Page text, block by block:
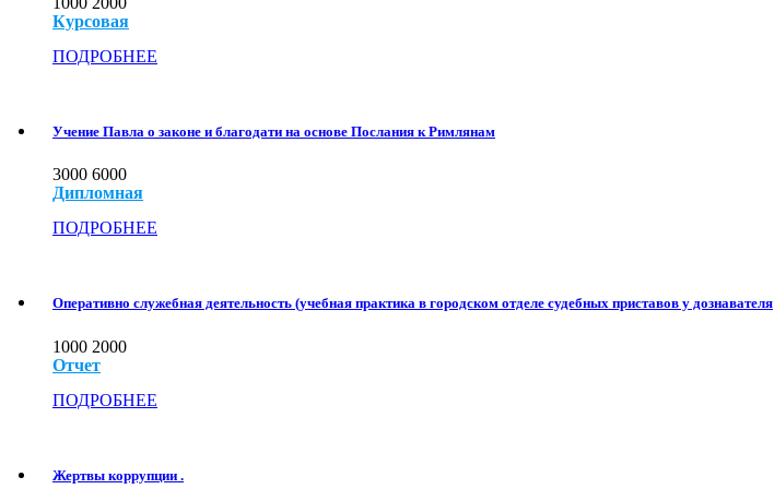
Курсовая
ПОДРОБНЕЕ
Учение Павла о законе и благодати на основе Послания к Римлянам
3000 6000
Дипломная
ПОДРОБНЕЕ
Оперативно служебная деятельность (учебная практика в городском отделе судебных приставов у дознавателя
1000 2000
Отчет
ПОДРОБНЕЕ
Жертвы коррупции .